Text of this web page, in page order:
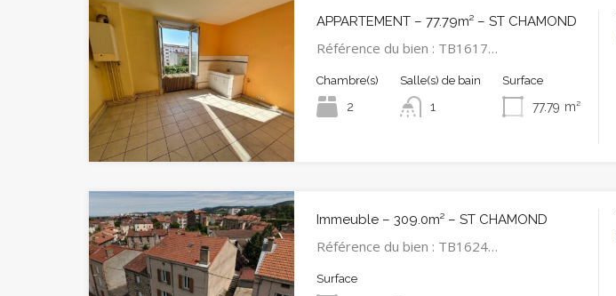
APPARTEMENT – 77.79m² – ST CHAMOND
Référence du bien : TB1617…
Chambre(s)
2
Salle(s) de bain
1
Surface
77.79 m²
Immeuble – 309.0m² – ST CHAMOND
Référence du bien : TB1624…
Surface